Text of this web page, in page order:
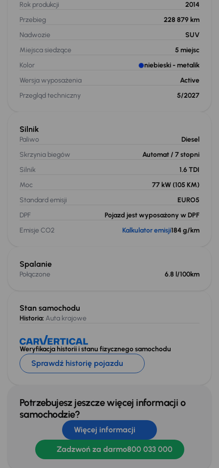
Rok produkcji
2014
Przebieg
228 879 km
Nadwozie
SUV
Miejsca siedzące
5 miejsc
Kolor
niebieski - metalik
Wersja wyposażenia
Active
Przegląd techniczny
5/2027
Stan samochodu
Historia: Auta krajowe
Weryfikacja historii i stanu fizycznego samochodu
Sprawdź historię pojazdu
Silnik
Paliwo
Diesel
Skrzynia biegów
Automat / 7 stopni
Silnik
1.6 TDI
Moc
77 kW (105 KM)
Standard emisji
EURO5
DPF
Pojazd jest wyposażony w DPF
Emisje CO2
Kalkulator emisji184 g/km
Spalanie
Połączone 6.8 l/100km
Potrzebujesz jeszcze więcej informacji o
samochodzie?
Więcej informacji
Zadzwoń za darmo800 033 000